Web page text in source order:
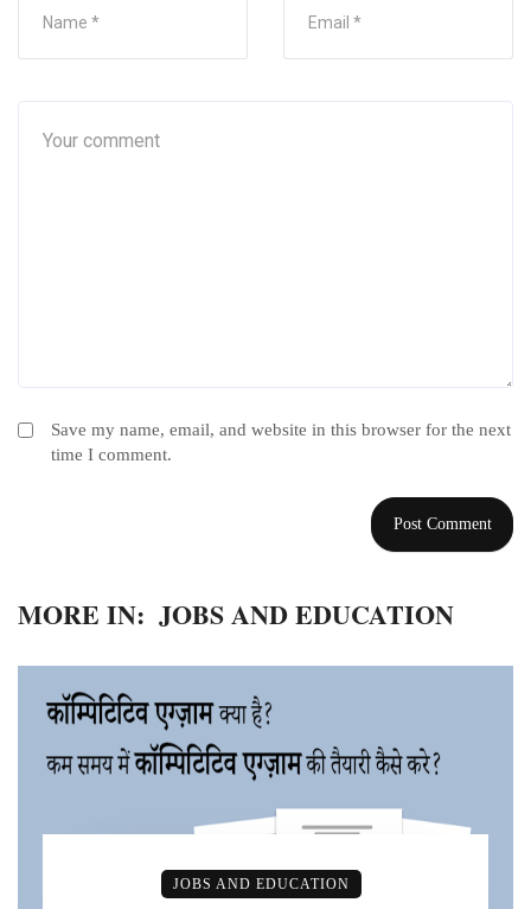
Save my name, email, and website in this browser for the next
time I comment.
MORE IN: JOBS AND EDUCATION
JOBS AND EDUCATION